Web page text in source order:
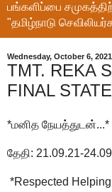
பங்களிப்பை
"தமிழ்நாடு
Wednesday, October 6, 2021
TMT. REKA
FINAL
*மனித நேயத்துடன்...*
தேதி: 21.09.21-
*Respected